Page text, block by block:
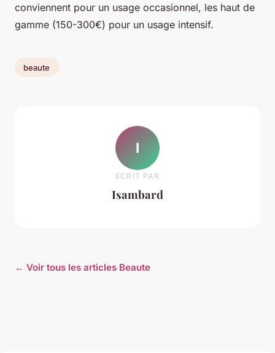
conviennent pour un usage occasionnel, les haut de
gamme (150-300€) pour un usage intensif.
beaute
I
ECRIT PAR
Isambard
← Voir tous les articles Beaute